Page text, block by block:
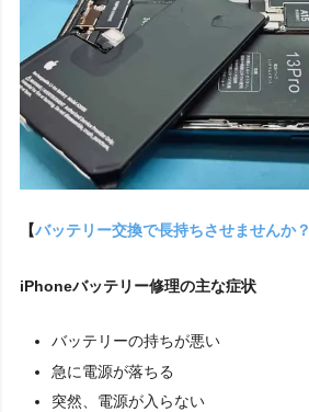
【バッテリー交換で長持ちさせませんか？
iPhoneバッテリー修理の主な症状
バッテリーの持ちが悪い
急に電源が落ちる
突然、電源が入らない